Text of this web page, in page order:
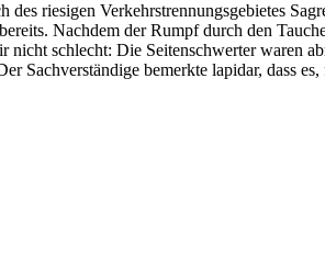
riesigen Verkehrstrennungsgebietes
Nachdem der Rumpf durch den
schlecht: Die Seitenschwerter waren
Sachverständige bemerkte lapidar, dass